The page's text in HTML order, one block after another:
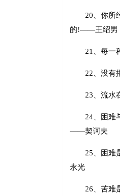
20、你所经
的!——王绍男
21、每一种
22、没有播
23、流水在
24、困难与
——契诃夫
25、困难是
永光
26、苦难是